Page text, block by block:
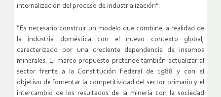
internalización del proceso de industrialización”.
“Es necesario construir un modelo que combine la realidad de
la industria doméstica con el nuevo contexto global,
caracterizado por una creciente dependencia de insumos
minerales. El marco propuesto pretende también actualizar al
sector frente a la Constitución Federal de 1988 y con el
objetivo de fomentar la competitividad del sector primario y el
intercambio de los resultados de la minería con la sociedad